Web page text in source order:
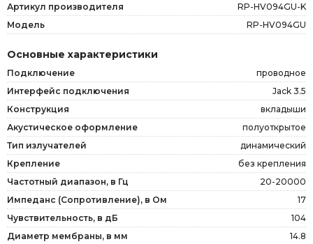
Артикул производителя
RP-HV094GU-K
Модель
RP-HV094GU
Основные характеристики
Подключение
проводное
Интерфейс подключения
Jack 3.5
Конструкция
вкладыши
Акустическое оформление
полуоткрытое
Тип излучателей
динамический
Крепление
без крепления
Частотный диапазон, в Гц
20-20000
Импеданс (Сопротивление), в Ом
17
Чувствительность, в дБ
104
Диаметр мембраны, в мм
14.8